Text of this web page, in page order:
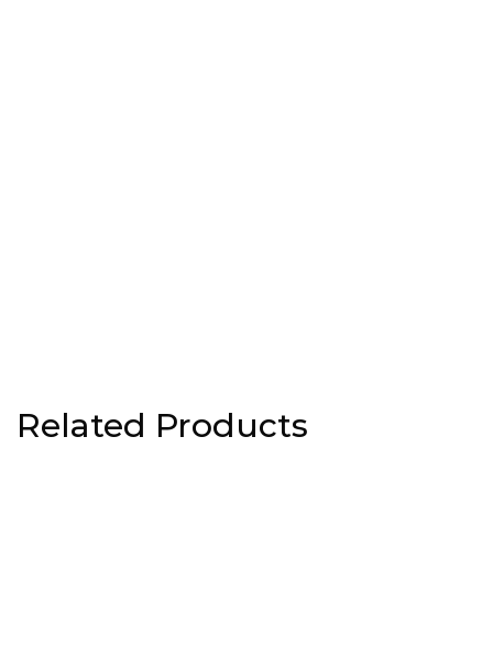
Related Products